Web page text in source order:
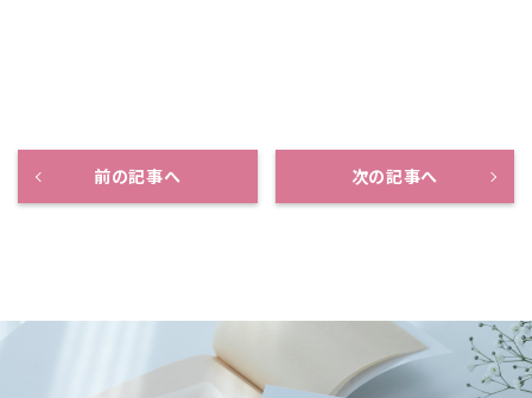
前の記事へ 次の記事へ